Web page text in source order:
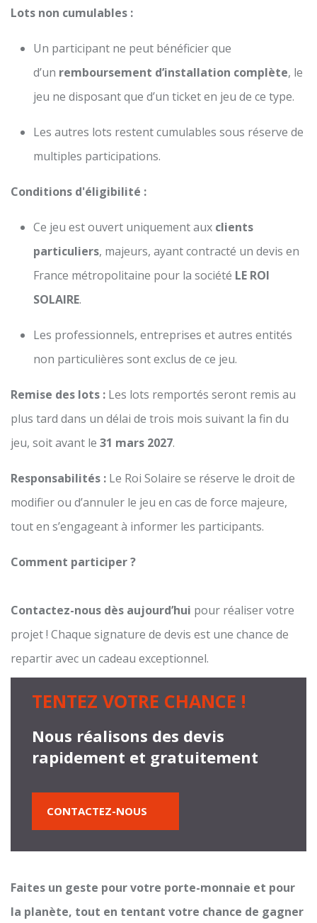
Lots non cumulables :
Un participant ne peut bénéficier que
d’un remboursement d’installation complète, le
jeu ne disposant que d’un ticket en jeu de ce type.
Les autres lots restent cumulables sous réserve de
multiples participations.
Conditions d'éligibilité :
Ce jeu est ouvert uniquement aux clients
particuliers, majeurs, ayant contracté un devis en
France métropolitaine pour la société LE ROI
SOLAIRE.
Les professionnels, entreprises et autres entités
non particulières sont exclus de ce jeu.
Remise des lots : Les lots remportés seront remis au
plus tard dans un délai de trois mois suivant la fin du
jeu, soit avant le 31 mars 2027.
Responsabilités : Le Roi Solaire se réserve le droit de
modifier ou d’annuler le jeu en cas de force majeure,
tout en s’engageant à informer les participants.
Comment participer ?
Contactez-nous dès aujourd’hui pour réaliser votre
projet ! Chaque signature de devis est une chance de
repartir avec un cadeau exceptionnel.
TENTEZ VOTRE CHANCE !
Nous réalisons des devis
rapidement et gratuitement
CONTACTEZ-NOUS
Faites un geste pour votre porte-monnaie et pour
la planète, tout en tentant votre chance de gagner